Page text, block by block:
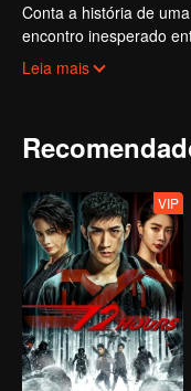
Conta a história de
encontro inesperado
Um é um mestre da
Leia mais
VIP